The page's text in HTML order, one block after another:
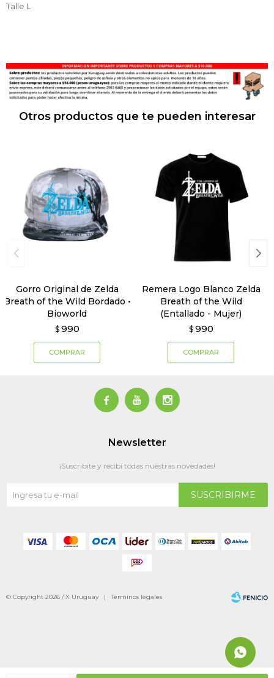
Talle L
Otros productos que te pueden interesar
Gorro Original de Zelda
Breath of the Wild Bordado •
Bioworld
$ 990
Remera Logo Blanco Zelda
Breath of the Wild
(Entallado - Mujer)
$ 990
  
Newsletter
¡Suscribite y recibí todas nuestras novedades!
SUSCRIBIRME
© Copyright 2026 / X Uruguay |Términos legales